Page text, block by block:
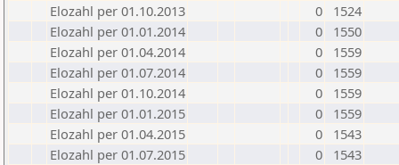
Elozahl per 01.10.2013
0
1524
Elozahl per 01.01.2014
0
1550
Elozahl per 01.04.2014
0
1559
Elozahl per 01.07.2014
0
1559
Elozahl per 01.10.2014
0
1559
Elozahl per 01.01.2015
0
1559
Elozahl per 01.04.2015
0
1543
Elozahl per 01.07.2015
0
1543